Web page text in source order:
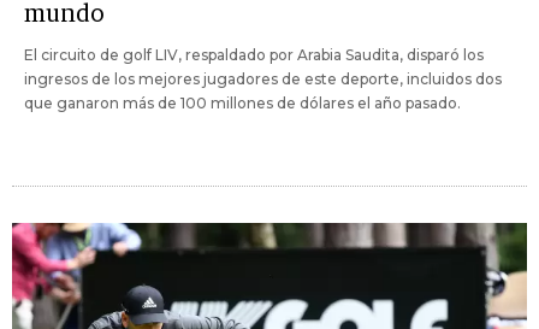
mundo
El circuito de golf LIV, respaldado por Arabia Saudita, disparó los
ingresos de los mejores jugadores de este deporte, incluidos dos
que ganaron más de 100 millones de dólares el año pasado.